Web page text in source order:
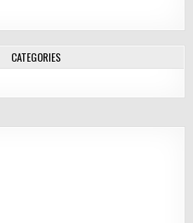
CATEGORIES